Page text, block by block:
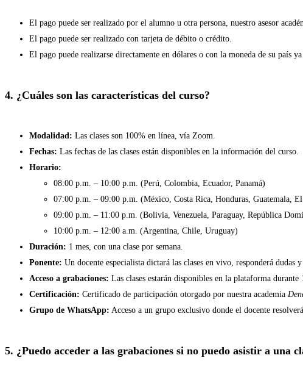
El pago puede ser realizado por el alumno u otra persona, nuestro asesor
El pago puede ser realizado con tarjeta de débito o crédito.
El pago puede realizarse directamente en dólares o con la moneda de su país
4. ¿Cuáles son las características del curso?
Modalidad: Las clases son 100% en línea, vía Zoom.
Fechas: Las fechas de las clases están disponibles en la información del curso.
Horario:
08:00 p.m. – 10:00 p.m. (Perú, Colombia, Ecuador, Panamá)
07:00 p.m. – 09:00 p.m. (México, Costa Rica, Honduras, Guatemala,
09:00 p.m. – 11:00 p.m. (Bolivia, Venezuela, Paraguay, República
10:00 p.m. – 12:00 a.m. (Argentina, Chile, Uruguay)
Duración: 1 mes, con una clase por semana.
Ponente: Un docente especialista dictará las clases en vivo, responderá dudas
Acceso a grabaciones: Las clases estarán disponibles en la plataforma durante
Certificación: Certificado de participación otorgado por nuestra academia
Grupo de WhatsApp: Acceso a un grupo exclusivo donde el docente
5. ¿Puedo acceder a las grabaciones si no puedo asistir a una